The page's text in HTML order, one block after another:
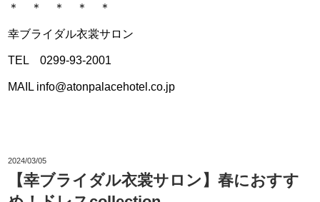
＊ ＊ ＊ ＊ ＊
幸ブライダル衣裳サロン
TEL 0299-93-2001
MAIL info@atonpalacehotel.co.jp
【幸ブライダル衣裳サロン】春におすす
2024/03/05